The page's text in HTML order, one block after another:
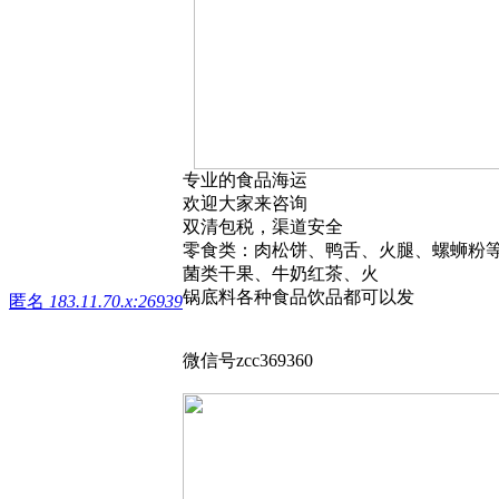
匿名 183.11.70.x:26939
专业的食品海运
欢迎大家来咨询
双清包税，渠道安全
零食类：肉松饼、鸭舌、火腿、螺蛳粉
菌类干果、牛奶红茶、火
锅底料各种食品饮品都可以发
微信号zcc369360